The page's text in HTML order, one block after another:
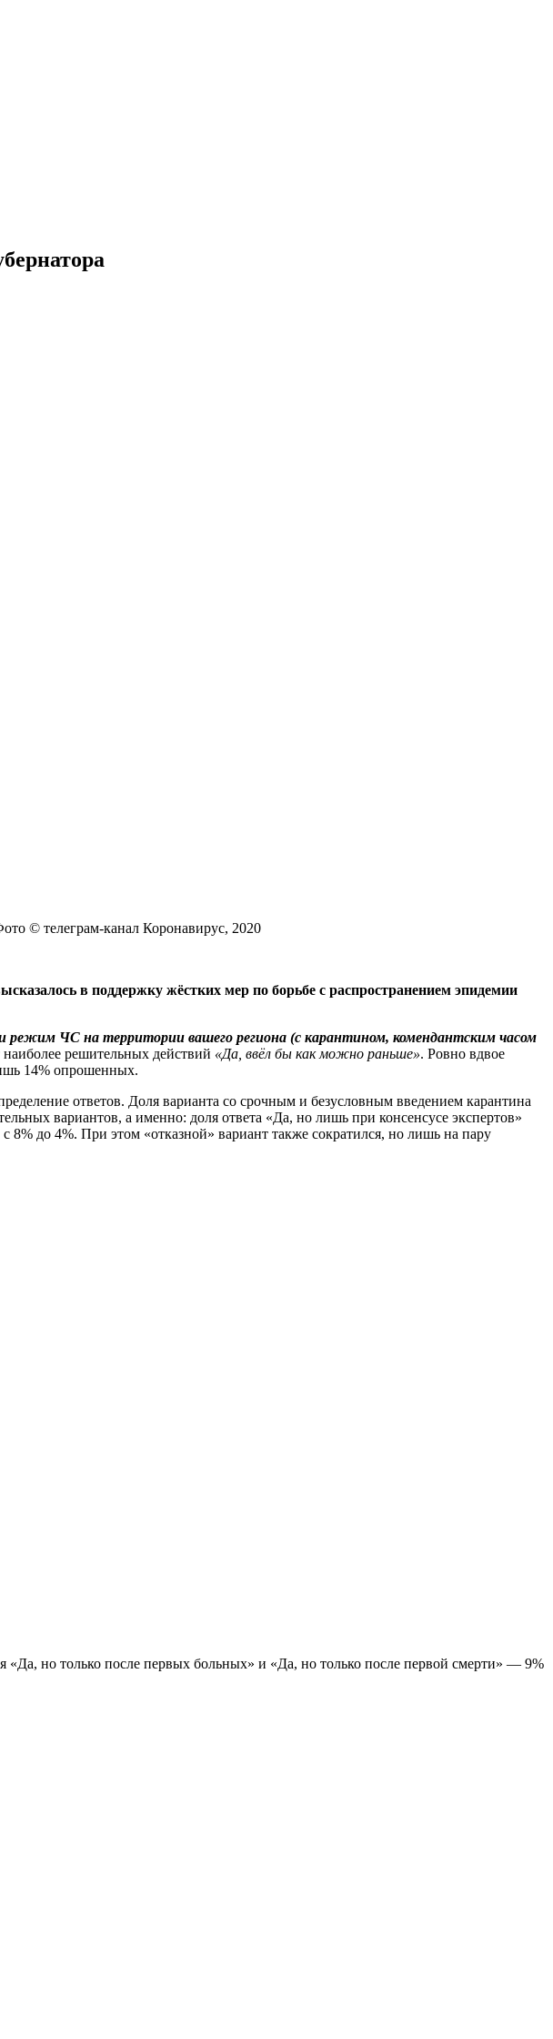
© телеграм-канал Коронавирус, 2020
в поддержку жёстких мер по борьбе с распространением эпидемии
режим ЧС на территории вашего региона (с карантином, комендантским часом
решительных действий «Да, ввёл бы как можно раньше». Ровно вдвое
14% опрошенных.
ответов. Доля варианта со срочным и безусловным введением карантина
вариантов, а именно: доля ответа «Да, но лишь при консенсусе экспертов»
до 4%. При этом «отказной» вариант также сократился, но лишь на пару
«Да, но только после первых больных» и «Да, но только после первой смерти» — 9%